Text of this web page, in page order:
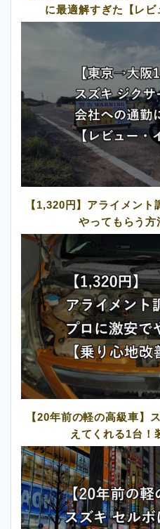
に最適解すぎた【レビ
【1,320円】アライメン
やってもらう方
【20年前の軽の高級車】
えてくれる1台！